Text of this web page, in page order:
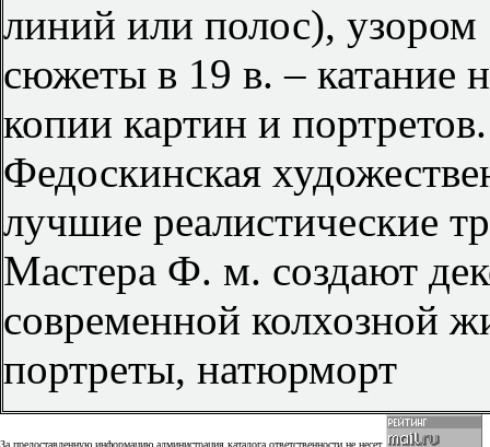
линий или полос),
сюжеты в 19 в. – катание
копии картин и
Федоскинская
лучшие реалистические
Мастера Ф. м. создают
современной колхозной
портреты, натюрморт
За предоставленную информацию администрация каталога ответственности не несет